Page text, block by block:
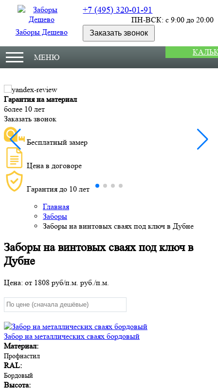
Заборы Дешево
+7 (495) 320-01-91
ПН-ВСК: с 9:00 до 20:00
Заказать звонок
МЕНЮ
Гарантия на материал
более 10 лет
Заказать звонок
Бесплатный замер
Цена в договоре
Гарантия до 10 лет
Главная
Заборы
Заборы на винтовых сваях под ключ в Дубне
Заборы на винтовых сваях под ключ в
Дубне
Цена: от 1808 руб/п.м. руб./п.м.
Забор на металлических сваях бордовый
Материал:
Профнастил
RAL:
Бордовый
Высота: